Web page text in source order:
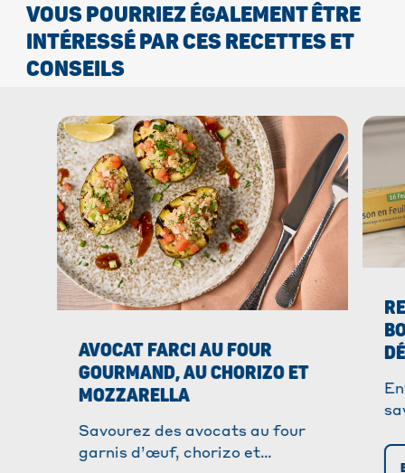
VOUS POURRIEZ ÉGALEMENT ÊTRE
INTÉRESSÉ PAR CES RECETTES ET
CONSEILS
AVOCAT FARCI AU FOUR
GOURMAND, AU CHORIZO ET
MOZZARELLA
Savourez des avocats au four
garnis d’œuf, chorizo et